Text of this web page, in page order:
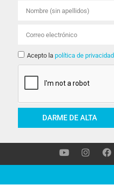
Acepto la política de privacidad
DARME DE ALTA